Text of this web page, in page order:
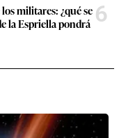
militares: ¿qué se
la Espriella pondrá 6